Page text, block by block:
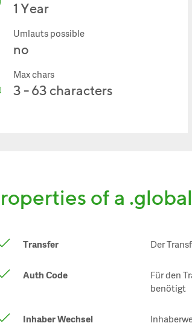
1 Year
Umlauts possible
no
Max chars
3 - 63 characters
of a
Transfer Der
Auth Code
Für den
benötigt
Inhaber Wechsel